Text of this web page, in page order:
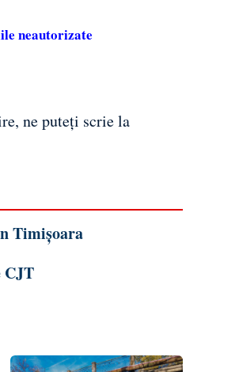
neautorizate
ne puteți scrie la
Timișoara
CJT